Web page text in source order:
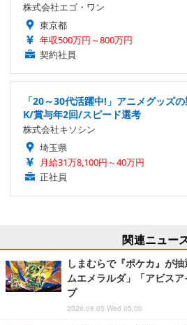
株式会社エゴ・ワン
東京都
年収500万円～800万円
契約社員
「20～30代活躍中!」アニメグッズ
K/賞与年2回/スピード選考
株式会社キソシン
埼玉県
月給31万8,100円～40万円
正社員
関連ニュース
しまむらで『ポケカ』が
ムエメラルダ」「アビス
プ
2026.08.05 Wed 05:00